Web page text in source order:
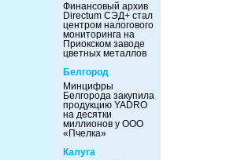
Финансовый архив
Directum СЭД+ стал
центром налогового
мониторинга на
Приокском заводе
цветных металлов
Белгород
Минцифры
Белгорода закупила
продукцию YADRO
на десятки
миллионов у ООО
«Пчелка»
Калуга